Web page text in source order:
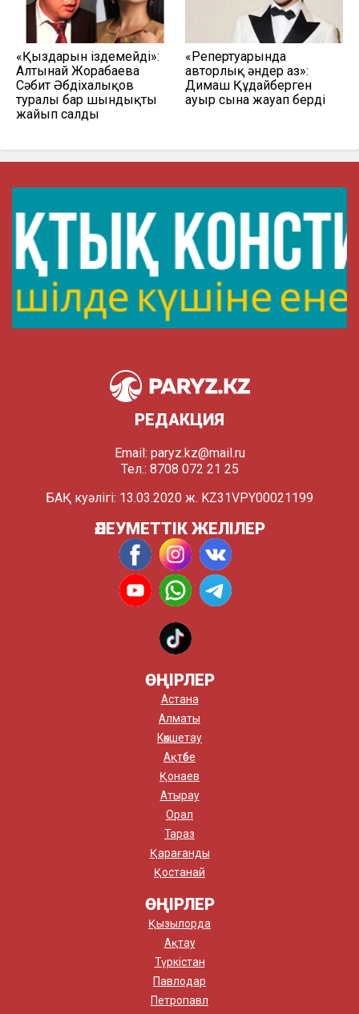
«Қыздарын іздемейді»:
Алтынай Жорабаева
Сәбит Әбдіхалықов
туралы бар шындықты
жайып салды
«Репертуарында
авторлық әндер аз»:
Димаш Құдайберген
ауыр сынға жауап берді
РЕДАКЦИЯ
Email: paryz.kz@mail.ru
Тел.: 8708 072 21 25
БАҚ куәлігі: 13.03.2020 ж. KZ31VPY00021199
ӘЛЕУМЕТТІК ЖЕЛІЛЕР
ӨҢІРЛЕР
Астана
Алматы
Көкшетау
Ақтөбе
Қонаев
Атырау
Орал
Тараз
Қарағанды
Қостанай
ӨҢІРЛЕР
Қызылорда
Ақтау
Түркістан
Павлодар
Петропавл